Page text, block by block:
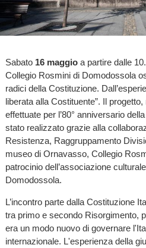
Sabato 16 maggioa partire dalle
Collegio Rosmini di Domodossola
radici della Costituzione.
liberata alla Costituente”. Il
effettuate per l’80° anniversario
stato realizzato grazie alla
Resistenza, Raggruppamento
museo di Ornavasso, Collegio
patrocinio dell’associazione
Domodossola.
L’incontro parte dalla Costituzione
tra primo e secondo Risorgimento,
era un modo nuovo di governare
internazionale. L'esperienza della